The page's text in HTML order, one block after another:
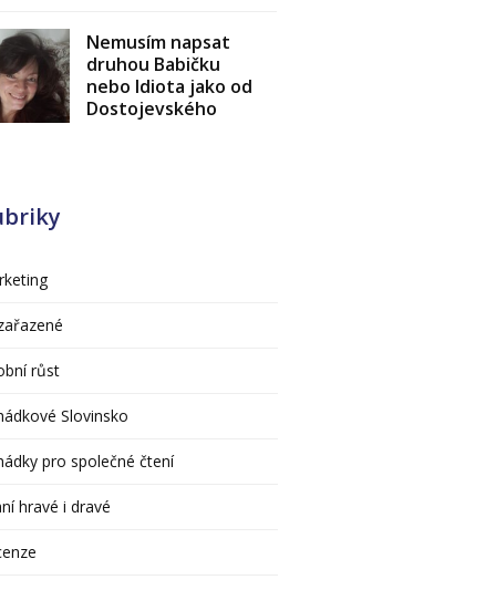
Nemusím napsat
druhou Babičku
nebo Idiota jako od
Dostojevského
růst
Slovinsko
pro společné čtení
hravé i dravé